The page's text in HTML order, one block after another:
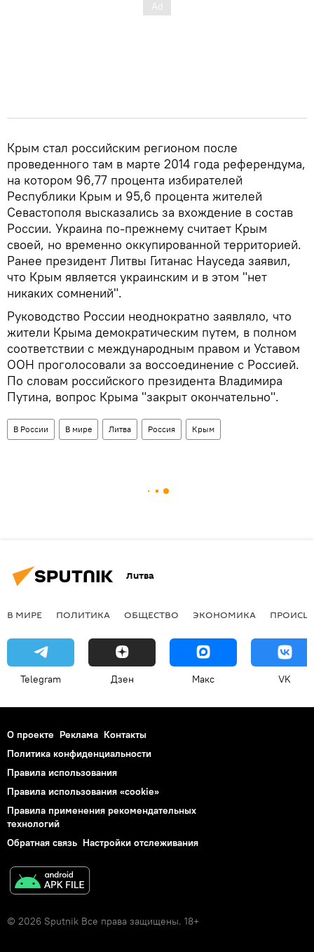
Крым стал российским регионом после
проведенного там в марте 2014 года референдума,
на котором 96,77 процента избирателей
Республики Крым и 95,6 процента жителей
Севастополя высказались за вхождение в состав
России. Украина по-прежнему считает Крым
своей, но временно оккупированной территорией.
Ранее президент Литвы Гитанас Науседа заявил,
что Крым является украинским и в этом "нет
никаких сомнений".
Руководство России неоднократно заявляло, что
жители Крыма демократическим путем, в полном
соответствии с международным правом и Уставом
ООН проголосовали за воссоединение с Россией.
По словам российского президента Владимира
Путина, вопрос Крыма "закрыт окончательно".
В России В мире Литва Россия Крым
Литва
В МИРЕ ПОЛИТИКА ОБЩЕСТВО ЭКОНОМИКА
Telegram Дзен Макс VK
О проекте Реклама Контакты
Политика конфиденциальности
Правила использования
Правила использования «cookie»
Правила применения рекомендательных
технологий
Обратная связь Настройки отслеживания
© 2026 Sputnik Все права защищены. 18+